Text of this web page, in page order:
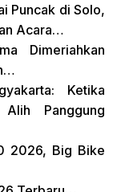
Puncak di Solo,
Acara…
Dimeriahkan
Ketika
Panggung
2026, Big Bike